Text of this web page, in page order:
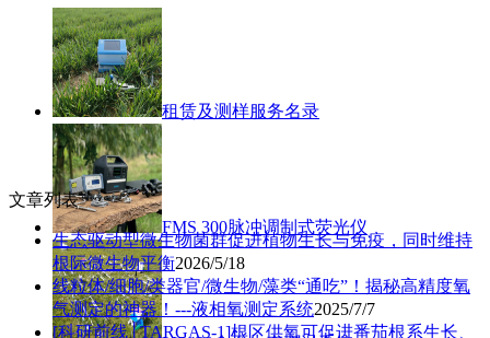
租赁及测样服务名录
FMS 300脉冲调制式荧光仪
文章列表
生态驱动型微生物菌群促进植物生长与免疫，同时维持
根际微生物平衡2026/5/18
线粒体/细胞/类器官/微生物/藻类“通吃”！揭秘高精度氧
气测定的神器！---液相氧测定系统2025/7/7
[科研前线│TARGAS-1]根区供氧可促进番茄根系生长、